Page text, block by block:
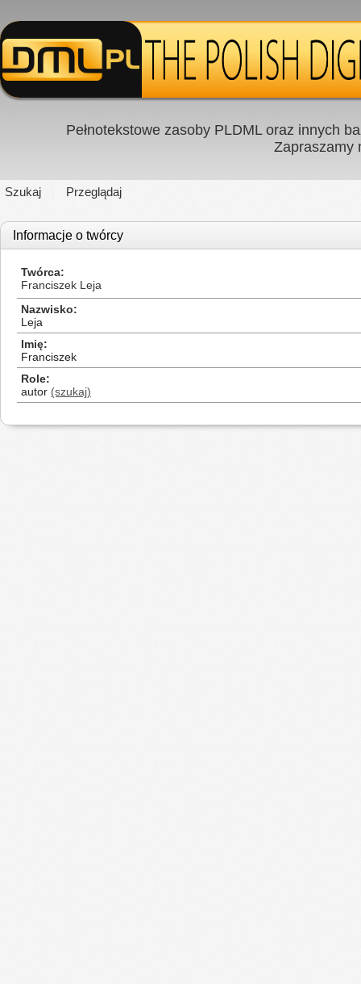
Pełnotekstowe zasoby PLDML oraz innych
Zapraszamy
Szukaj Przeglądaj
Informacje o twórcy
Twórca
Franciszek Leja
Nazwisko
Leja
Imię
Franciszek
Role
autor (szukaj)